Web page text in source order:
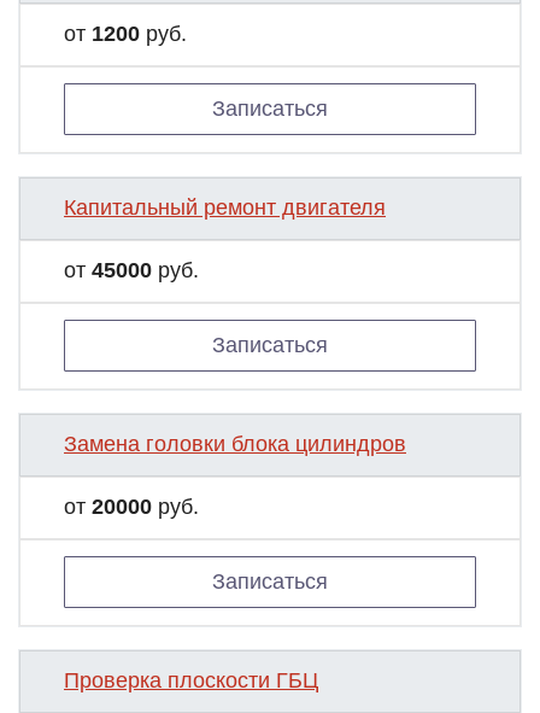
от 1200 руб.
Записаться
Капитальный ремонт двигателя
от 45000 руб.
Записаться
Замена головки блока цилиндров
от 20000 руб.
Записаться
Проверка плоскости ГБЦ